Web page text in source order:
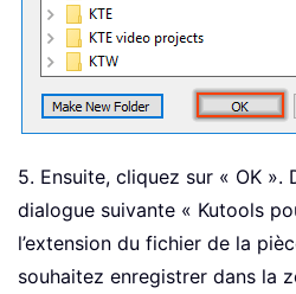
5. Ensuite, cliquez sur « OK ».
dialogue suivante « Kutools
l’extension du fichier de la
souhaitez enregistrer dans la